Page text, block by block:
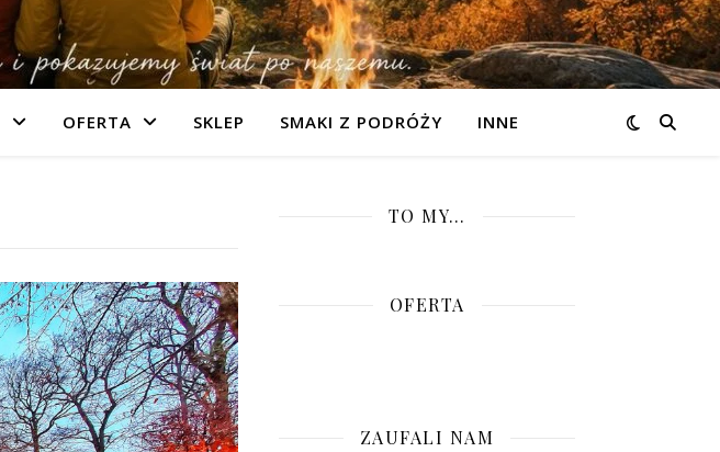
OFERTA SKLEP SMAKI Z PODRÓŻY INNE
TO MY…
OFERTA
ZAUFALI NAM